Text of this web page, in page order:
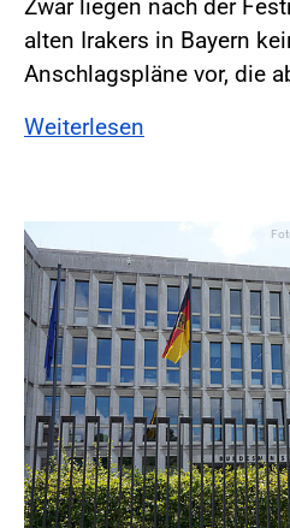
Zwar liegen nach der
alten Irakers in Bayern
Anschlagspläne vor, die
Weiterlesen